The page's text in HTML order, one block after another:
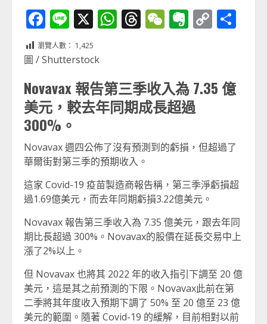
Facebook
Line
X WhatsApp
Threads
WeChat
Evernote
Copy
瀏覽人數： 1,425
圖 / Shutterstock
Novavax 報告第三季收入為 7.35 億
美元，較去年同期成長超過
300%。
Novavax 週四公佈了沒有預測到的虧損，但超過了
華爾街對第三季的預期收入。
這家 Covid-19 疫苗製造商報告稱，第三季淨虧損超
過1.69億美元，而去年同期虧損3.22億美元。
Novavax 報告第三季收入為 7.35 億美元，跟去年同
期比長超過 300%。Novavax的股價在延長交易中上
漲了2%以上。
但 Novavax 也將其 2022 年的收入指引下調至 20 億
美元，這是其之前預測的下限。Novavax此前在第
二季將其年度收入預期下調了 50% 至 20 億至 23 億
美元的範圍。隨著 Covid-19 的緩解，目前相對以前